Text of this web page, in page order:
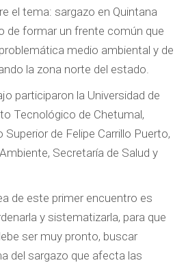
el tema: sargazo en Quintana
de formar un frente común que
medio ambiental y de
la zona norte del estado.
participaron la Universidad de
Tecnológico de Chetumal,
de Felipe Carrillo Puerto,
Secretaría de Salud y
de este primer encuentro es
y sistematizarla, para que
ser muy pronto, buscar
del sargazo que afecta las